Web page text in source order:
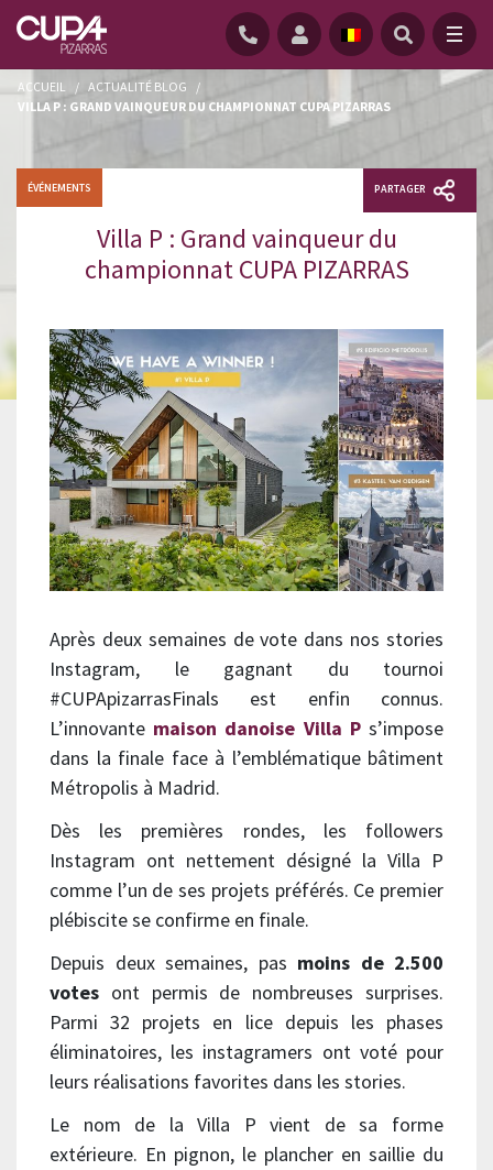
ACCUEIL / ACTUALITÉ BLOG
/
VILLA P : GRAND VAINQUEUR DU CHAMPIONNAT CUPA PIZARRAS
ÉVÉNEMENTS PARTAGER
Villa P : Grand vainqueur du
championnat CUPA PIZARRAS
Après deux semaines de vote dans nos stories
Instagram, le gagnant du tournoi
#CUPApizarrasFinals est enfin connus.
L’innovante maison danoise Villa Ps’impose
dans la finale face à l’emblématique bâtiment
Métropolis à Madrid.
Dès les premières rondes, les followers
Instagram ont nettement désigné la Villa P
comme l’un de ses projets préférés. Ce premier
plébiscite se confirme en finale.
Depuis deux semaines, pas moins de 2.500
votes ont permis de nombreuses surprises.
Parmi 32 projets en lice depuis les phases
éliminatoires, les instagramers ont voté pour
leurs réalisations favorites dans les stories.
Le nom de la Villa P vient de sa forme
extérieure. En pignon, le plancher en saillie du